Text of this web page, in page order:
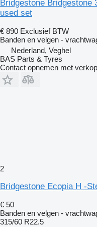
Bridgestone Bridgestone
used set
€ 890 Exclusief BTW
Banden en velgen -
Nederland, Veghel
BAS Parts & Tyres
Contact opnemen met
2
Bridgestone Ecopia H -
€ 50
Banden en velgen -
315/60 R22.5